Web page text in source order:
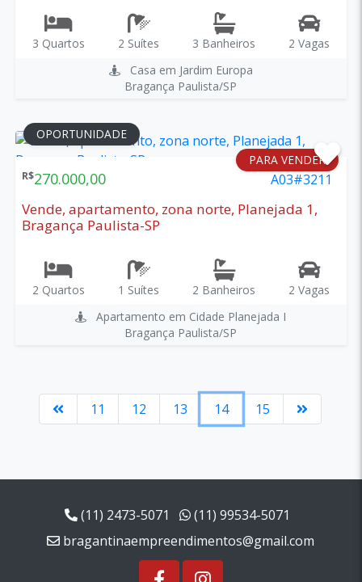
3 Quartos 2 Suítes 3 Banheiros
2 Vagas
Casa em Jardim Europa
Bragança Paulista/SP
OPORTUNIDADE
PARA VENDER
R$270.000,00 A03#3211
Vende, apartamento, zona norte, Planejada 1,
Bragança Paulista-SP
2 Quartos 1 Suítes 2 Banheiros
2 Vagas
Apartamento em Cidade Planejada I
Bragança Paulista/SP
11 12 13 14 15
(11) 2473-5071
(11) 99534-5071
bragantinaempreendimentos@gmail.com